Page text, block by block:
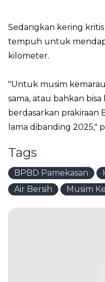
Sedangkan kering
tempuh untuk
kilometer.
"Untuk musim
sama, atau bahkan
berdasarkan prakiraan
lama dibanding 2025,"
Tags
BPBD Pamekasan
Air Bersih
Musim